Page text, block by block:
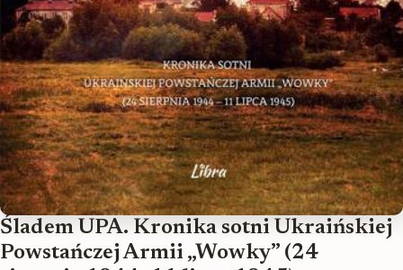
Śladem UPA. Kronika sotni Ukraińskiej
Powstańczej Armii „Wowky” (24